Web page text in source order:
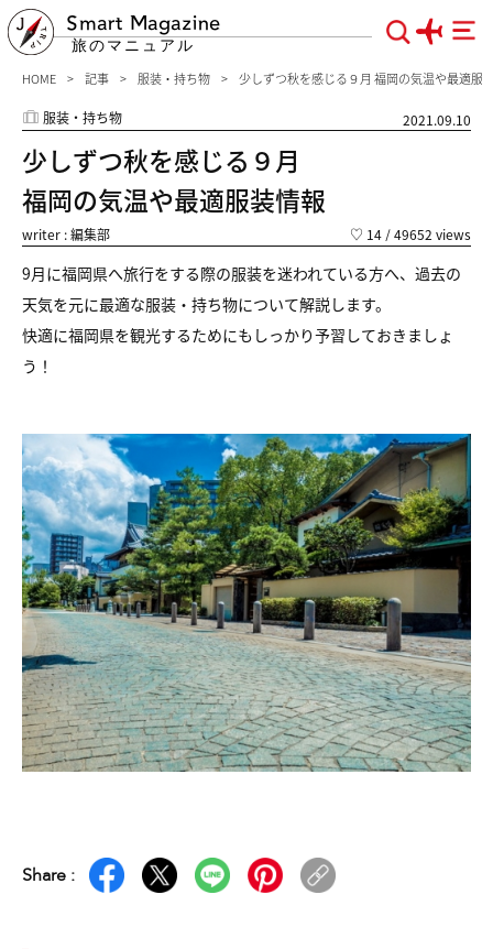
Smart Magazine
旅のマニュアル
HOME 記事 服装・持ち物 少しずつ秋を感じる９月 福岡の気温や最適服
服装・持ち物 2021.09.10
少しずつ秋を感じる９月
福岡の気温や最適服装情報
writer : 編集部 ♡ 14 / 49652 views
9月に福岡県へ旅行をする際の服装を迷われている方へ、過去の
天気を元に最適な服装・持ち物について解説します。
快適に福岡県を観光するためにもしっかり予習しておきましょ
う！
Share :